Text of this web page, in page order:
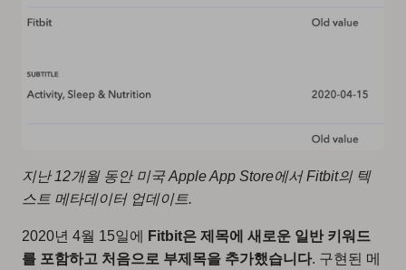
지난 12개월 동안 미국 Apple App Store에서 Fitbit의 텍
스트 메타데이터 업데이트.
2020년 4월 15일에
Fitbit은 제목에 새로운 일반 키워드
를 포함하고 처음으로 부제목을 추가했습니다. 구현된 메